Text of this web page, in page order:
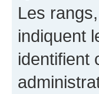
Les
indiquent
identifient